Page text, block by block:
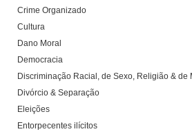
Crime Organizado
Cultura
Dano Moral
Democracia
Discriminação Racial, de Sexo, Religião & de
Divórcio & Separação
Eleições
Entorpecentes ilícitos